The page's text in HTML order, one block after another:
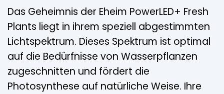
Das Geheimnis der Eheim PowerLED+ Fresh
Plants liegt in ihrem speziell abgestimmten
Lichtspektrum. Dieses Spektrum ist optimal
auf die Bedürfnisse von Wasserpflanzen
zugeschnitten und fördert die
Photosynthese auf natürliche Weise. Ihre